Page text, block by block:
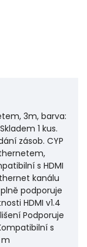
3m, barva:
1 kus.
zásob. CYP
s HDMI
kanálu
podporuje
HDMI v1.4
Podporuje
s